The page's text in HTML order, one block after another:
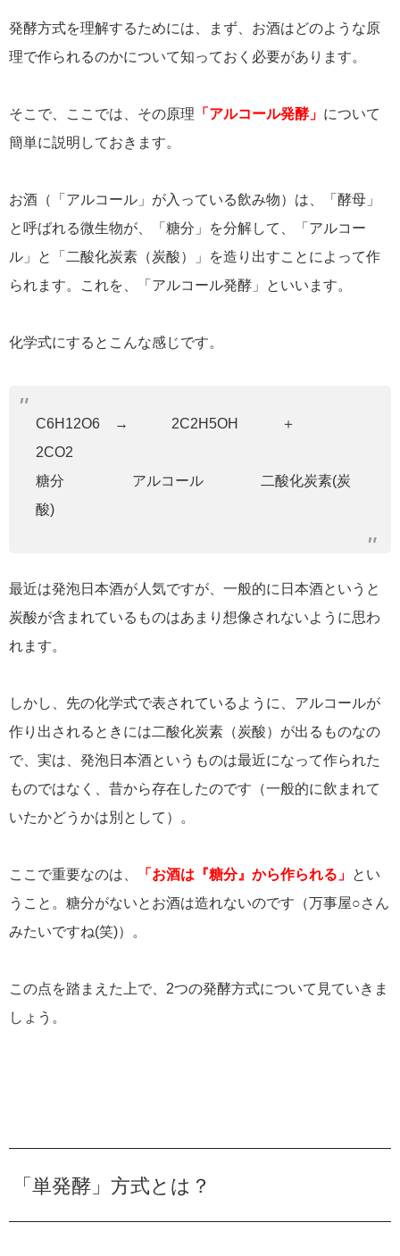
発酵方式を理解するためには、まず、お酒はどのような原
理で作られるのかについて知っておく必要があります。
そこで、ここでは、その原理 「アルコール発酵」 について
簡単に説明しておきます。
お酒（「アルコール」が入っている飲み物）は、「酵母」
と呼ばれる微生物が、「糖分」を分解して、「アルコー
ル」と「二酸化炭素（炭酸）」を造り出すことによって作
られます。これを、「アルコール発酵」といいます。
化学式にするとこんな感じです。
C6H12O6 → 2C2H5OH ＋
2CO2
糖分 アルコール 二酸化炭素(炭
酸)
最近は発泡日本酒が人気ですが、一般的に日本酒というと
炭酸が含まれているものはあまり想像されないように思わ
れます。
しかし、先の化学式で表されているように、アルコールが
作り出されるときには二酸化炭素（炭酸）が出るものなの
で、実は、発泡日本酒というものは最近になって作られた
ものではなく、昔から存在したのです（一般的に飲まれて
いたかどうかは別として）。
ここで重要なのは、 「お酒は『糖分』から作られる」 とい
うこと。糖分がないとお酒は造れないのです（万事屋○さん
みたいですね(笑)）。
この点を踏まえた上で、2つの発酵方式について見ていきま
しょう。
「単発酵」方式とは？